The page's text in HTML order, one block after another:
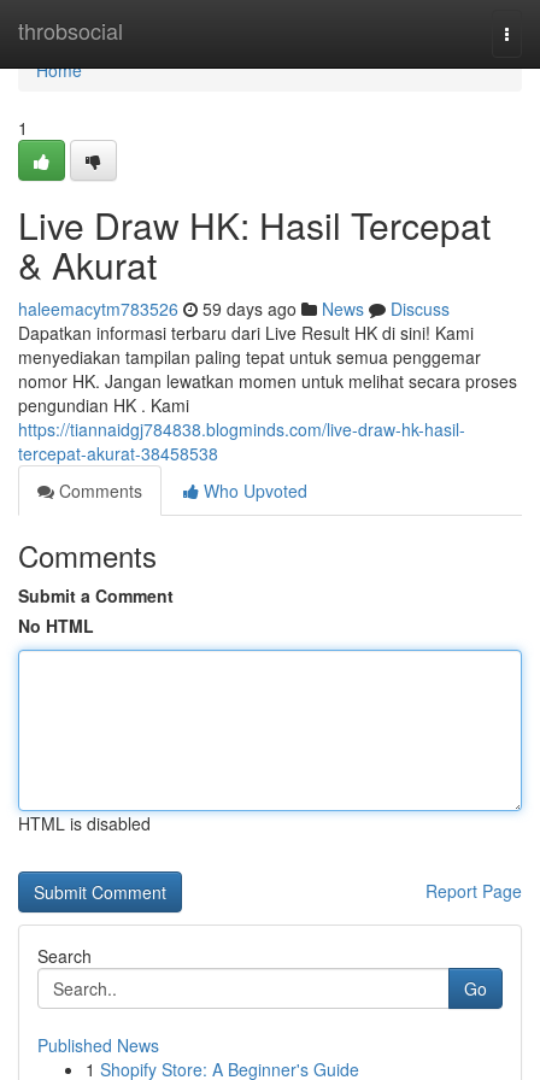
throbsocial
Home
Home
1
Live Draw HK: Hasil Tercepat
& Akurat
haleemacytm783526 59 days ago News
Discuss
Dapatkan informasi terbaru dari Live Result HK di sini! Kami
menyediakan tampilan paling tepat untuk semua penggemar
nomor HK. Jangan lewatkan momen untuk melihat secara proses
pengundian HK . Kami
https://tiannaidgj784838.blogminds.com/live-draw-hk-hasil-
tercepat-akurat-38458538
Comments
Who Upvoted
Comments
Submit a Comment
No HTML
HTML is disabled
Report Page
Search
Go
Published News
1 Shopify Store: A Beginner's Guide